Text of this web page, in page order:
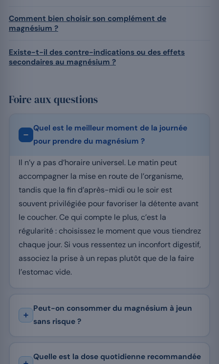
Comment bien choisir son complément de
magnésium ?
Existe-t-il des contre-indications ou des effets
secondaires au magnésium ?
Foire aux questions
Quel est le meilleur moment de la journée
pour prendre du magnésium ?
Il n’y a pas d’horaire universel. Le matin peut
accompagner la mise en route de l’organisme,
tandis que la fin d’après-midi ou le soir est
souvent privilégiée pour favoriser la détente avant
le coucher. Ce qui compte le plus, c’est la
régularité : choisissez le moment que vous tiendrez
chaque jour. Si vous ressentez un inconfort digestif,
associez la prise à un repas plutôt que de la faire
l’estomac vide.
Peut-on consommer du magnésium à jeun
sans risque ?
Quelle est la dose quotidienne recommandée